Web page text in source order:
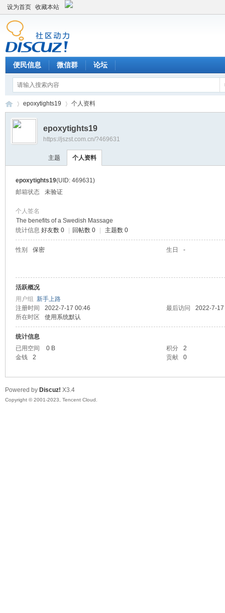
设为首页 收藏本站
便民信息 微信群 论坛
›
epoxytights19 个人资料
epoxytights19
https://jszst.com.cn/?469631
主题 个人资料
epoxytights19(UID: 469631)
邮箱状态
未验证
个人签名
The benefits of a Swedish Massage
统计信息 好友数 0 回帖数 0 主题数 0
性别 保密 生日 -
活跃概况
用户组 新手上路
注册时间
2022-7-17 00:46 最后访问
2022-7-
所在时区
使用系统默认
统计信息
已用空间
0 B 积分
2
金钱
2 贡献 0
Powered by Discuz! X3.4
Copyright © 2001-2023, Tencent Cloud.